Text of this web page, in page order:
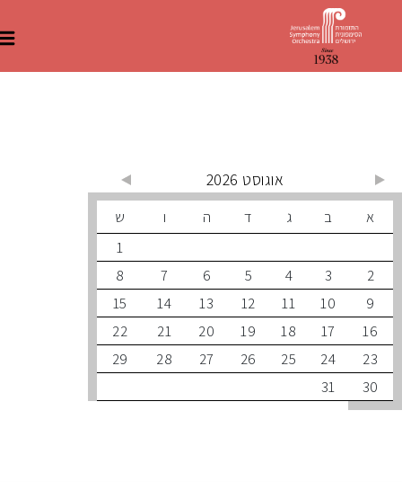
ב ד ה ו
ש
3
5
6
7
8
10
11
12
13
14
15
17
18
19
20
21
22
24
25
26
27
28
29
31